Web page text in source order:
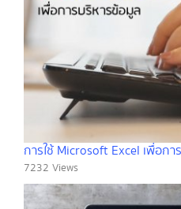
การใช้ Microsoft Excel เพื่อก
7232 Views